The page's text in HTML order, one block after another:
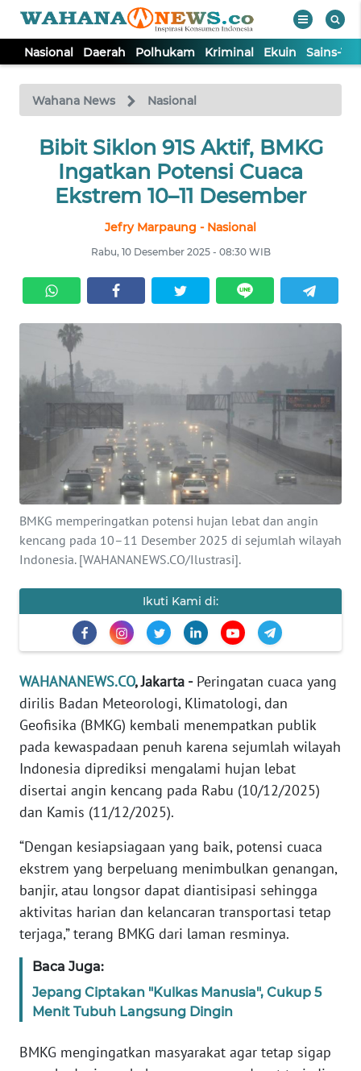
Nasional Daerah Polhukam Kriminal Ekuin Sains-
Wahana News Nasional
Bibit Siklon 91S Aktif, BMKG
Ingatkan Potensi Cuaca
Ekstrem 10–11 Desember
Jefry Marpaung - Nasional
Rabu, 10 Desember 2025 - 08:30 WIB
BMKG memperingatkan potensi hujan lebat dan angin
kencang pada 10–11 Desember 2025 di sejumlah wilayah
Indonesia. [WAHANANEWS.CO/Ilustrasi].
Ikuti Kami di:
WAHANANEWS.CO, Jakarta -Peringatan cuaca yang
dirilis Badan Meteorologi, Klimatologi, dan
Geofisika (BMKG) kembali menempatkan publik
pada kewaspadaan penuh karena sejumlah wilayah
Indonesia diprediksi mengalami hujan lebat
disertai angin kencang pada Rabu (10/12/2025)
dan Kamis (11/12/2025).
“Dengan kesiapsiagaan yang baik, potensi cuaca
ekstrem yang berpeluang menimbulkan genangan,
banjir, atau longsor dapat diantisipasi sehingga
aktivitas harian dan kelancaran transportasi tetap
terjaga,” terang BMKG dari laman resminya.
Baca Juga:
Jepang Ciptakan "Kulkas Manusia", Cukup 5
Menit Tubuh Langsung Dingin
BMKG mengingatkan masyarakat agar tetap sigap
TV
Tutup
NASIONAL
DAERAH
KRIMINAL
EKUIN
SAINS-TEKNO
INTERNASIONAL
SERBA-SERBI
PENDIDIKAN
EDITORIAL
Informasi
INDEKS
KAMI
INFO
IKLAN
TENTANG
KAMI
PEDOMAN
MEDIA